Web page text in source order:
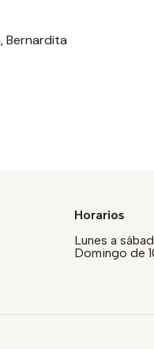
Bernardita
Horarios
Lunes a
Domingo de